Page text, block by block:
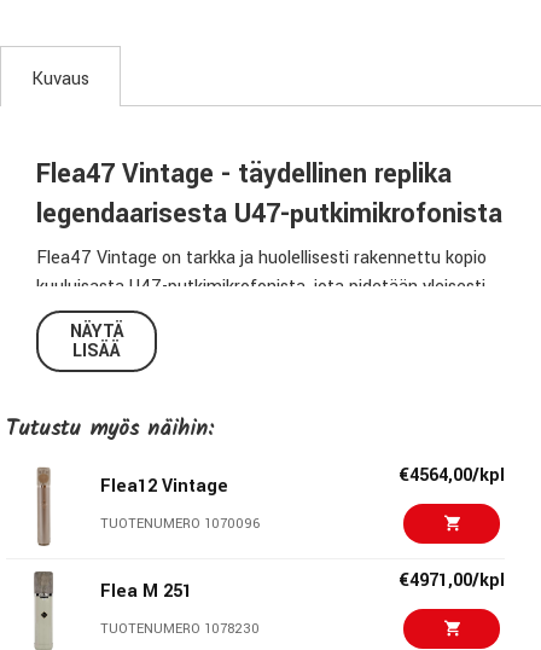
Kuvaus
Flea47 Vintage - täydellinen replika
legendaarisesta U47-putkimikrofonista
Flea47 Vintage on tarkka ja huolellisesti rakennettu kopio
kuuluisasta U47-putkimikrofonista, jota pidetään yleisesti
kaikkien aikojen parhaimpana studiomikrofonina. Tämä
putkimikrofoni
joka tunnetaan lämpimästä, täyteläisestä ja
Kapseli (vakio):F7-kapseli, tarkka replika
alkuperäisestä M7-kapselista.
arvostetusta K47-kapselista, saatavilla ilman
BV8-muuntajaklooni, joka jäljittelee klassisen
NÄYTÄ
LISÄÄ
Tutustu myös näihin:
Flea12 Vintage
TUOTENUMERO 1070096
€4564,00/kpl
Flea M 251
TUOTENUMERO 1078230
€4971,00/kpl